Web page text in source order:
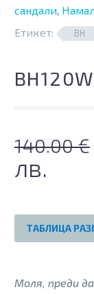
сандали,
Етикет:
BH
140.00€
лв.
ТАБЛИЦА
Моля, преди